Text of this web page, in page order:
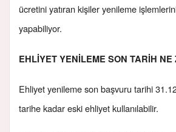
ücretini yatıran kişiler yenileme
yapabiliyor.
EHLİYET YENİLEME SON TARİH NE
Ehliyet yenileme son başvuru tarihi
tarihe kadar eski ehliyet kullanılabilir.